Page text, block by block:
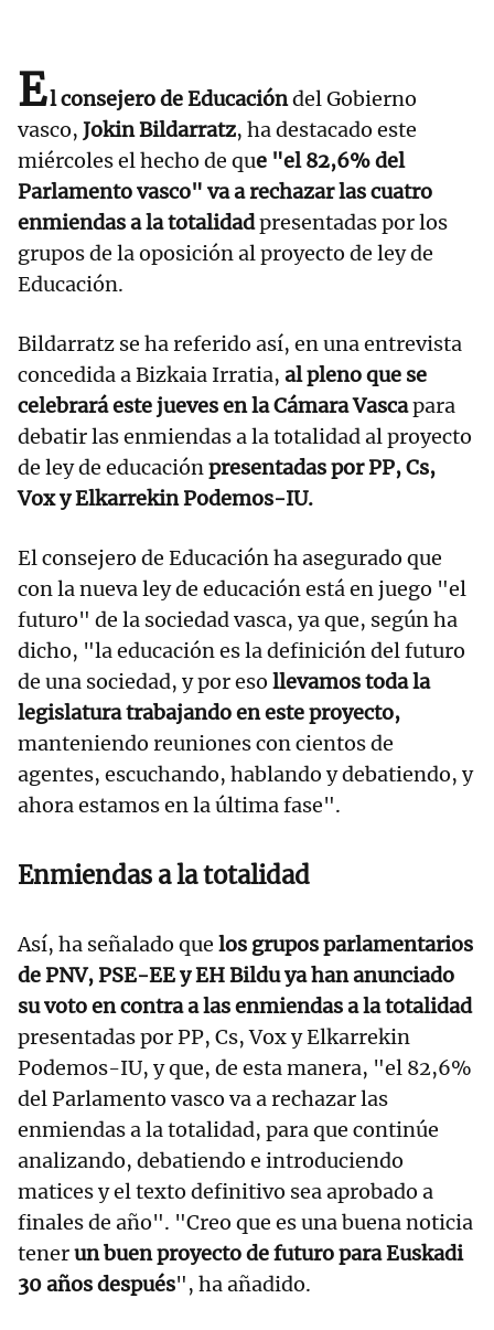
El consejero de Educacióndel Gobierno
vasco, Jokin Bildarratz, ha destacado este
miércoles el hecho de que "el 82,6% del
Parlamento vasco" va a rechazar las cuatro
enmiendas a la totalidadpresentadas por los
grupos de la oposición al proyecto de ley de
Educación.
Bildarratz se ha referido así, en una entrevista
concedida a Bizkaia Irratia, al pleno que se
celebrará este jueves en la Cámara Vascapara
debatir las enmiendas a la totalidad al proyecto
de ley de educaciónpresentadas por PP, Cs,
Vox y Elkarrekin Podemos-IU.
El consejero de Educación ha asegurado que
con la nueva ley de educación está en juego "el
futuro" de la sociedad vasca, ya que, según ha
dicho, "la educación es la definición del futuro
de una sociedad, y por eso llevamos toda la
legislatura trabajando en este proyecto,
manteniendo reuniones con cientos de
agentes, escuchando, hablando y debatiendo, y
ahora estamos en la última fase".
Enmiendas a la totalidad
Así, ha señalado que los grupos parlamentarios
de PNV, PSE-EE y EH Bildu ya han anunciado
su voto en contra a las enmiendas a la totalidad
presentadas por PP, Cs, Vox y Elkarrekin
Podemos-IU, y que, de esta manera, "el 82,6%
del Parlamento vasco va a rechazar las
enmiendas a la totalidad, para que continúe
analizando, debatiendo e introduciendo
matices y el texto definitivo sea aprobado a
finales de año". "Creo que es una buena noticia
tenerun buen proyecto de futuro para Euskadi
30 años después", ha añadido.